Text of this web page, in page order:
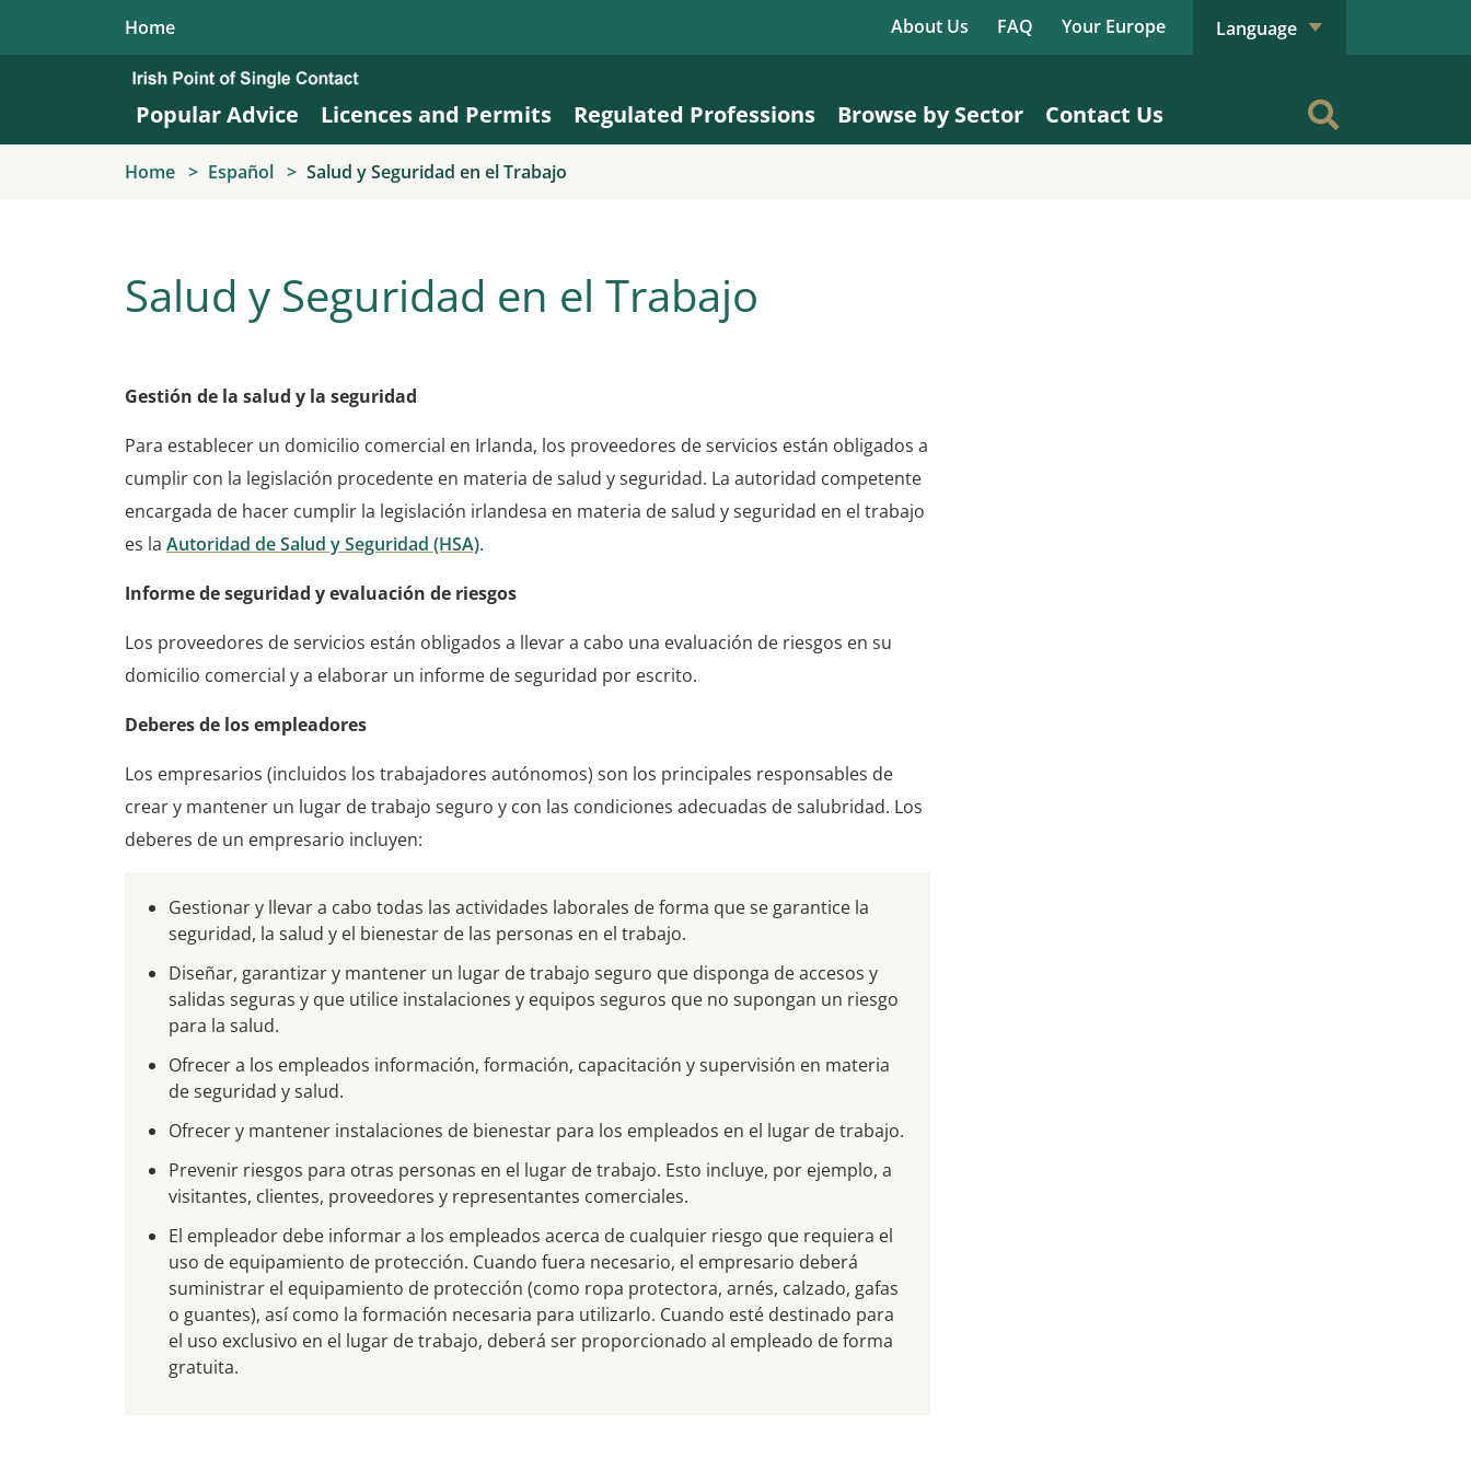
Home About Us FAQ Your Europe Language
Popular Advice Licences and Permits Regulated Professions Browse by Sector Contact Us
Home Español Salud y Seguridad en el Trabajo
Salud y Seguridad en el Trabajo
Gestión de la salud y la seguridad
Para establecer un domicilio comercial en Irlanda, los proveedores de servicios están obligados a
cumplir con la legislación procedente en materia de salud y seguridad. La autoridad competente
encargada de hacer cumplir la legislación irlandesa en materia de salud y seguridad en el trabajo
es la Autoridad de Salud y Seguridad (HSA).
Informe de seguridad y evaluación de riesgos
Los proveedores de servicios están obligados a llevar a cabo una evaluación de riesgos en su
domicilio comercial y a elaborar un informe de seguridad por escrito.
Deberes de los empleadores
Los empresarios (incluidos los trabajadores autónomos) son los principales responsables de
crear y mantener un lugar de trabajo seguro y con las condiciones adecuadas de salubridad. Los
deberes de un empresario incluyen:
Gestionar y llevar a cabo todas las actividades laborales de forma que se garantice la
seguridad, la salud y el bienestar de las personas en el trabajo.
Diseñar, garantizar y mantener un lugar de trabajo seguro que disponga de accesos y
salidas seguras y que utilice instalaciones y equipos seguros que no supongan un riesgo
para la salud.
Ofrecer a los empleados información, formación, capacitación y supervisión en materia
de seguridad y salud.
Ofrecer y mantener instalaciones de bienestar para los empleados en el lugar de trabajo.
Prevenir riesgos para otras personas en el lugar de trabajo. Esto incluye, por ejemplo, a
visitantes, clientes, proveedores y representantes comerciales.
El empleador debe informar a los empleados acerca de cualquier riesgo que requiera el
uso de equipamiento de protección. Cuando fuera necesario, el empresario deberá
suministrar el equipamiento de protección (como ropa protectora, arnés, calzado, gafas
o guantes), así como la formación necesaria para utilizarlo. Cuando esté destinado para
el uso exclusivo en el lugar de trabajo, deberá ser proporcionado al empleado de forma
gratuita.